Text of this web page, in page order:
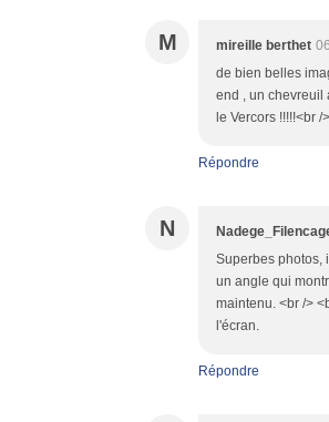
M mireille berthet
de bien belles
end , un chevreuil
le Vercors !!!!!<br
Répondre
N
Superbes photos,
un angle qui
maintenu. <br />
l'écran.
Répondre